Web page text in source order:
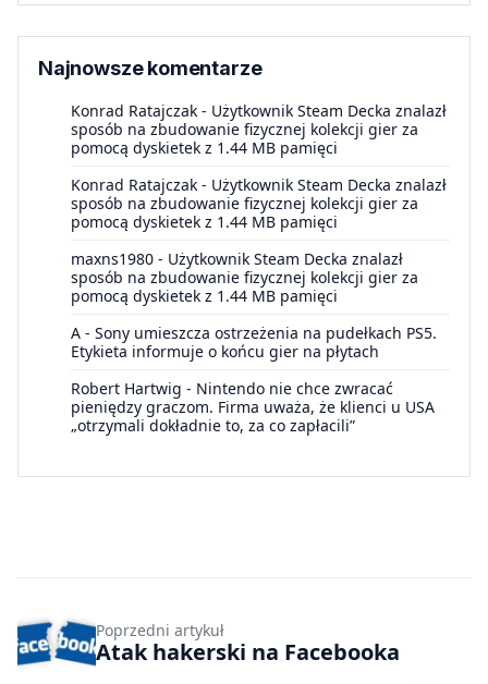
Najnowsze komentarze
Konrad Ratajczak - Użytkownik Steam Decka znalazł
sposób na zbudowanie fizycznej kolekcji gier za
pomocą dyskietek z 1.44 MB pamięci
Konrad Ratajczak - Użytkownik Steam Decka znalazł
sposób na zbudowanie fizycznej kolekcji gier za
pomocą dyskietek z 1.44 MB pamięci
maxns1980 - Użytkownik Steam Decka znalazł
sposób na zbudowanie fizycznej kolekcji gier za
pomocą dyskietek z 1.44 MB pamięci
A - Sony umieszcza ostrzeżenia na pudełkach PS5.
Etykieta informuje o końcu gier na płytach
Robert Hartwig - Nintendo nie chce zwracać
pieniędzy graczom. Firma uważa, że klienci u USA
„otrzymali dokładnie to, za co zapłacili”
Poprzedni artykuł
Atak hakerski na Facebooka